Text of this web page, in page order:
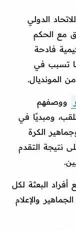
الدولي
مع الحكم
فادحة
ما تسبب في
المونديال.
ووصفهم
ومبديًا في
الكرة
نتيجة التقدم
البعثة لكل
والإعلام